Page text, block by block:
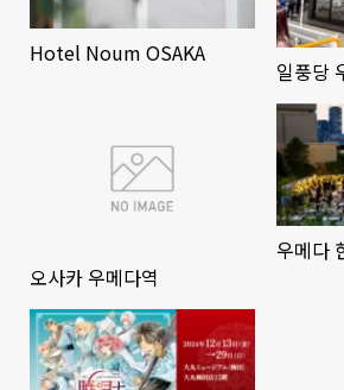
Hotel Noum OSAKA
일풍당
오사카 우메다역
우메다